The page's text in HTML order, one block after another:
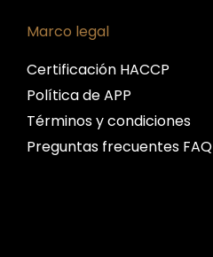
Marco legal
Certificación HACCP
Política de APP
Términos y condiciones
Preguntas frecuentes FAQ